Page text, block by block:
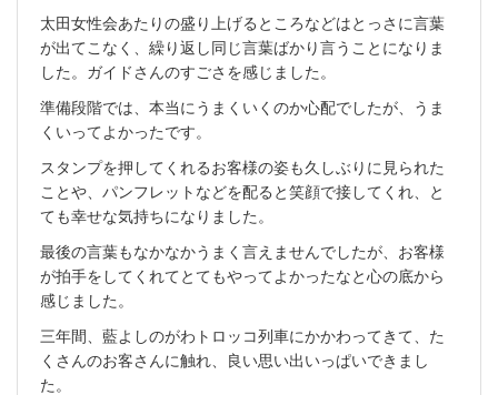
太田女性会あたりの盛り上げるところなどはとっさに言葉
が出てこなく、繰り返し同じ言葉ばかり言うことになりま
した。ガイドさんのすごさを感じました。
準備段階では、本当にうまくいくのか心配でしたが、うま
くいってよかったです。
スタンプを押してくれるお客様の姿も久しぶりに見られた
ことや、パンフレットなどを配ると笑顔で接してくれ、と
ても幸せな気持ちになりました。
最後の言葉もなかなかうまく言えませんでしたが、お客様
が拍手をしてくれてとてもやってよかったなと心の底から
感じました。
三年間、藍よしのがわトロッコ列車にかかわってきて、た
くさんのお客さんに触れ、良い思い出いっぱいできまし
た。